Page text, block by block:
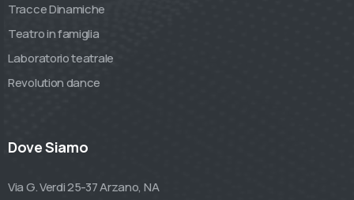
Tracce Dinamiche
Teatro in famiglia
Laboratorio teatrale
Revolution dance
Dove Siamo
Via G. Verdi 25-37 Arzano, NA